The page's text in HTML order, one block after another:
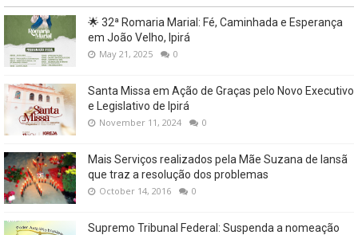
🌟 32ª Romaria Marial: Fé, Caminhada e Esperança
em João Velho, Ipirá
May 21, 2025 0
Santa Missa em Ação de Graças pelo Novo Executivo
e Legislativo de Ipirá
November 11, 2024 0
Mais Serviços realizados pela Mãe Suzana de Iansã
que traz a resolução dos problemas
October 14, 2016 0
Supremo Tribunal Federal: Suspenda a nomeação